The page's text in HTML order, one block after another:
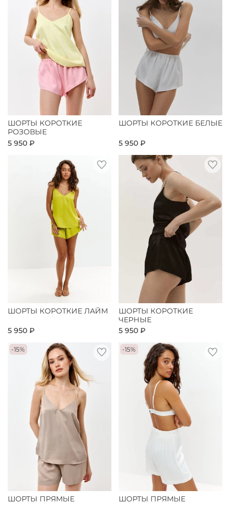
ШОРТЫ КОРОТКИЕ
РОЗОВЫЕ
5 950 ₽
ШОРТЫ КОРОТКИЕ БЕЛЫЕ
5 950 ₽
ШОРТЫ КОРОТКИЕ ЛАЙМ
5 950 ₽
ШОРТЫ КОРОТКИЕ
ЧЕРНЫЕ
5 950 ₽
-15%
ШОРТЫ ПРЯМЫЕ
-15%
ШОРТЫ ПРЯМЫЕ